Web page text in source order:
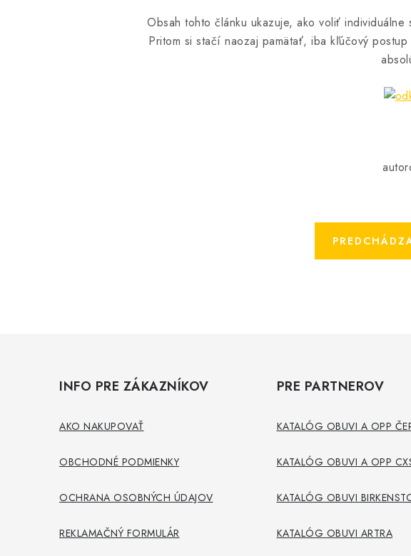
Obsah tohto článku ukazuje, ako voliť
Pritom si stačí naozaj pamätať, iba kľúčový
INFO PRE ZÁKAZNÍKOV
AKO NAKUPOVAŤ
OBCHODNÉ PODMIENKY
OCHRANA OSOBNÝCH ÚDAJOV
REKLAMAČNÝ FORMULÁR
PRE PARTNEROV
KATALÓG OBUVI A OPP
KATALÓG OBUVI A OPP
KATALÓG OBUVI
KATALÓG OBUVI ARTRA